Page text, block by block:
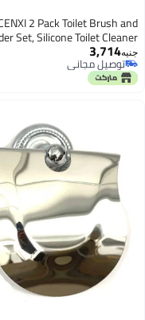
CENXI 2 Pack Toilet
Holder Set, Silicone Toilet
Brush Deep Cleaning
with Ventilated Holder
Handle for
مجاني
مجاني